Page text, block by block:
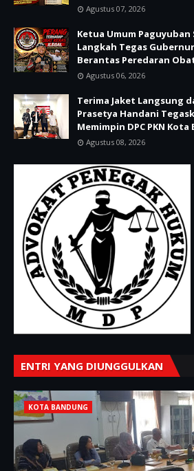
Agustus 07, 2026
Ketua Umum
Langkah Tegas
Berantas Peredaran
Agustus 06, 2026
Terima Jaket Langsung
Prasetya Handani
Memimpin DPC PKN
Agustus 08, 2026
ENTRI YANG DIUNGGULKAN
KOTA BANDUNG